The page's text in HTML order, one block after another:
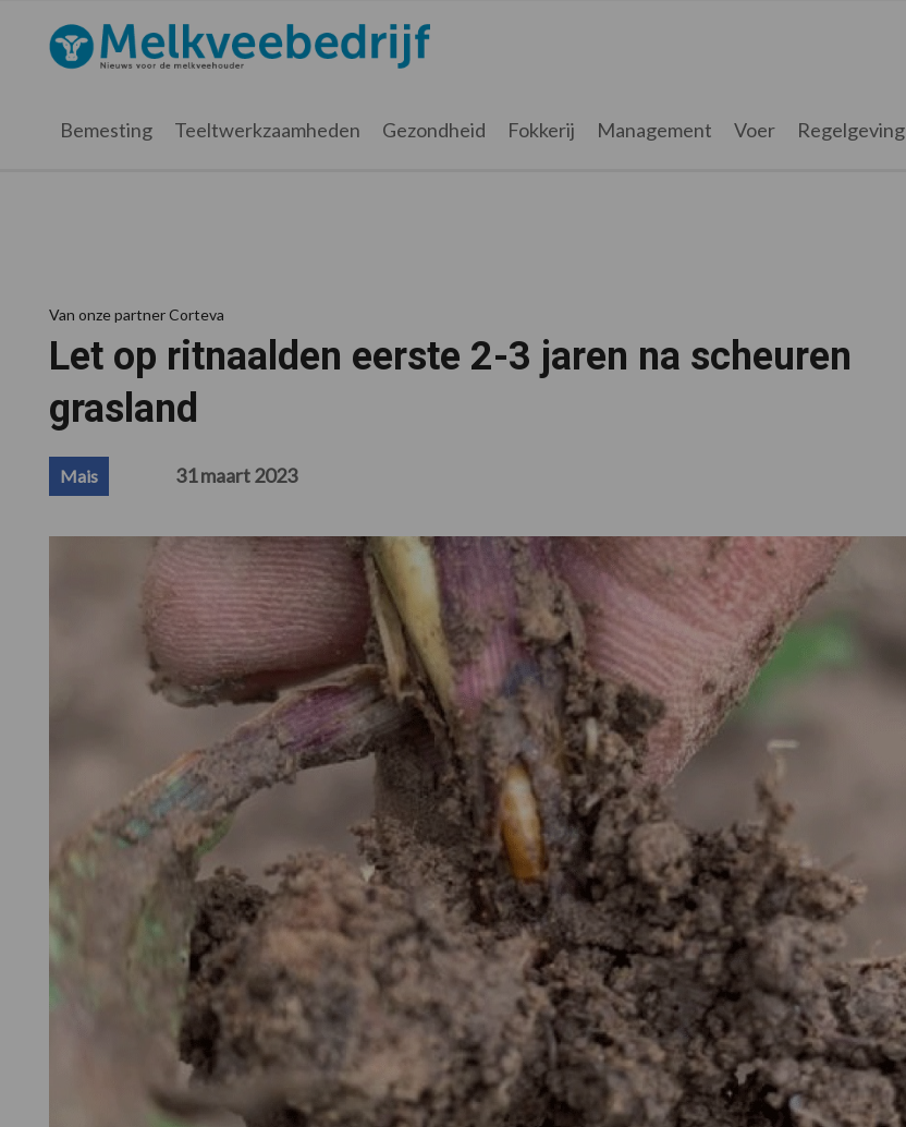
hoofdnavigatie
hoofd
eerste
voettekst
Melkveebedrijf.nl
Bemesting Teeltwerkzaamheden Gezondheid Fokkerij Management Voer Regelgeving
Van onze partner Corteva
Let op ritnaalden eerste 2-3 jaren na scheuren
grasland
Mais 31 maart 2023